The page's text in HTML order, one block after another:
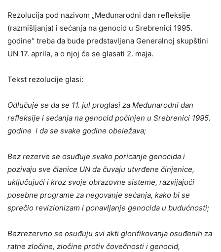
Rezolucija pod nazivom „Međunarodni dan refleksije
(razmišljanja) i sećanja na genocid u Srebrenici 1995.
godine“ treba da bude predstavljena Generalnoj skupštini
UN 17. aprila, a o njoj će se glasati 2. maja.
Tekst rezolucije glasi:
Odlučuje se da se 11. jul proglasi za Međunarodni dan
refleksije i sećanja na genocid počinjen u Srebrenici 1995.
godine i da se svake godine obeležava;
Bez rezerve se osuđuje svako poricanje genocida i
pozivaju sve članice UN da čuvaju utvrđene činjenice,
uključujući i kroz svoje obrazovne sisteme, razvijajući
posebne programe za negovanje sećanja, kako bi se
sprečio revizionizam i ponavljanje genocida u budućnosti;
Bezrezervno se osuđuju svi akti glorifikovanja osuđenih za
ratne zločine, zločine protiv čovečnosti i genocid,